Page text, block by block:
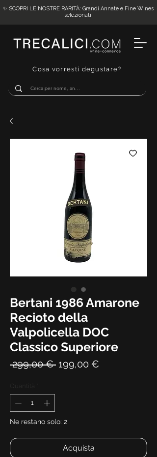
Cosa vorresti degustare?
✨ SCOPRI LE NOSTRE RARITÀ: Grandi Annate e Fine Wines
selezionati.
Bertani 1986 Amarone
Recioto della
Valpolicella DOC
Classico Superiore
299,00 € Prezzo
199,00 €
Ne restano solo: 2
Acquista